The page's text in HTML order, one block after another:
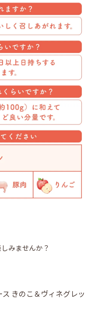
みませんか？
きのこ＆ヴィネグレッ